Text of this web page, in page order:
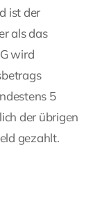
ist der
als das
wird
5
der übrigen
gezahlt.